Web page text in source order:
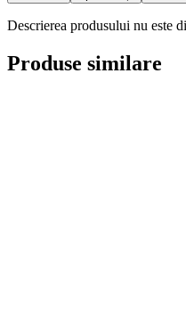
Descrierea produsului nu este
Produse similare